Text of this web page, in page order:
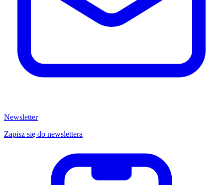
Newsletter
Zapisz się do newslettera